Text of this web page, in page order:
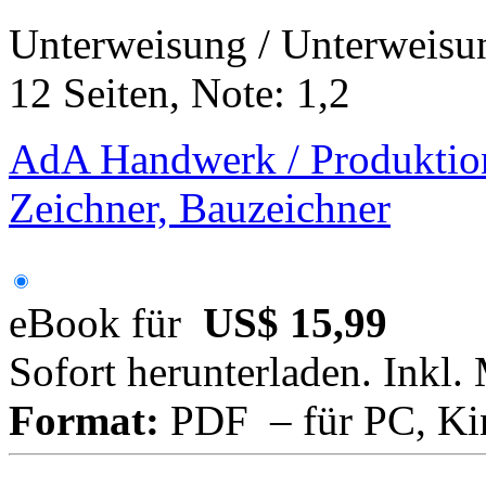
Unterweisung /
12 Seiten, Note: 1,2
AdA Handwerk /
Zeichner, Bauzeichner
eBook für US$ 15,99
Sofort herunterladen. Inkl.
Format: PDF – für PC,